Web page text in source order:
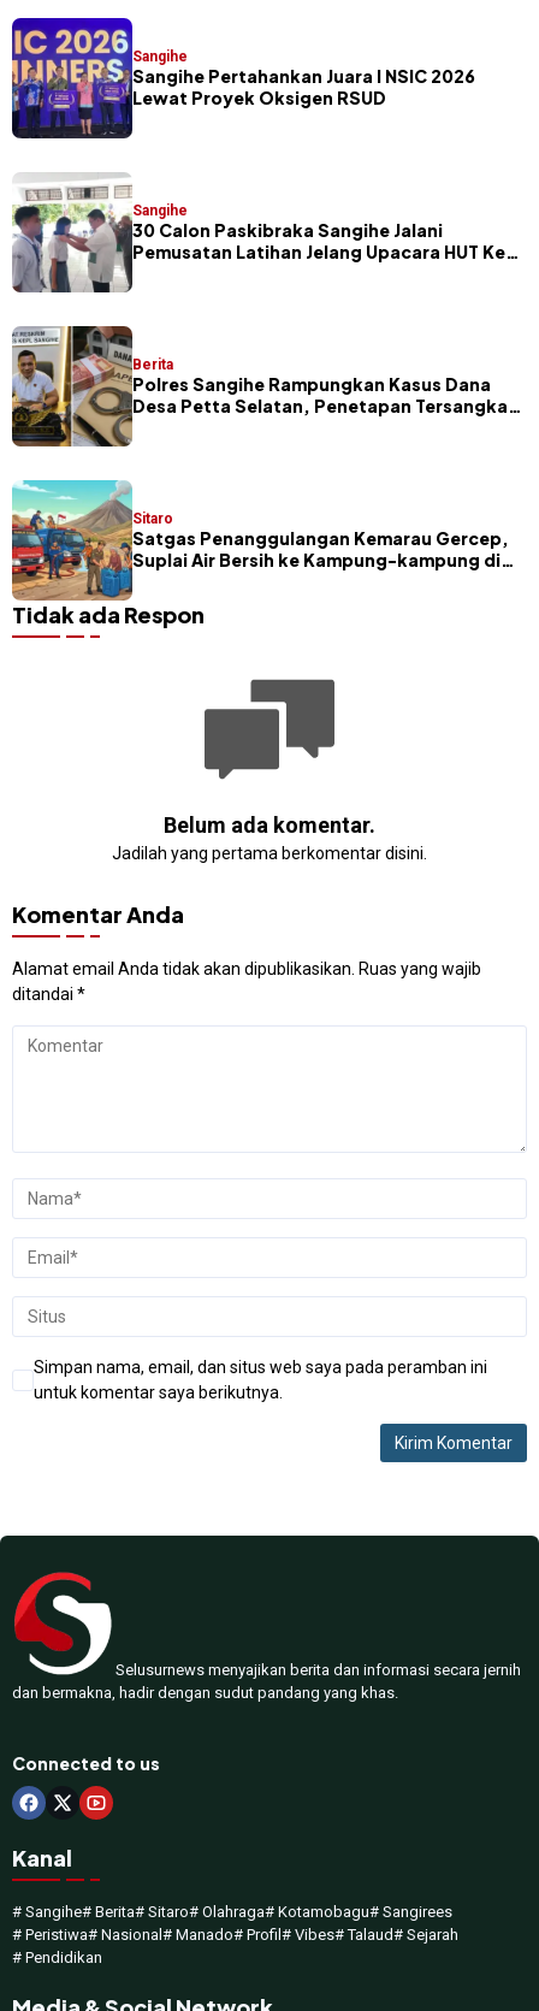
Sangihe
Sangihe Pertahankan Juara I NSIC 2026
Lewat Proyek Oksigen RSUD
Sangihe
30 Calon Paskibraka Sangihe Jalani
Pemusatan Latihan Jelang Upacara HUT Ke-
Berita
Polres Sangihe Rampungkan Kasus Dana
Desa Petta Selatan, Penetapan Tersangka
Sitaro
Satgas Penanggulangan Kemarau Gercep,
Suplai Air Bersih ke Kampung-kampung di
Tidak ada Respon
Belum ada komentar.
Jadilah yang pertama berkomentar disini.
Komentar Anda
Alamat email Anda tidak akan dipublikasikan. Ruas yang wajib
ditandai *
Simpan nama, email, dan situs web saya pada peramban ini
untuk komentar saya berikutnya.
Selusurnews menyajikan berita dan informasi secara jernih
dan bermakna, hadir dengan sudut pandang yang khas.
Connected to us
Kanal
# Sangihe# Berita# Sitaro# Olahraga# Kotamobagu# Sangirees
# Peristiwa# Nasional # Manado# Profil # Vibes# Talaud# Sejarah
# Pendidikan